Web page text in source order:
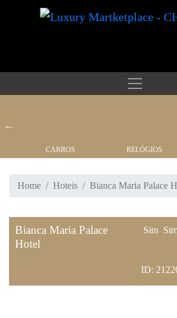
CARROS RELÓGIOS
Home Hoteis Bianca Maria Palace
Bianca Maria Palace
Hotel
Sim
ID: